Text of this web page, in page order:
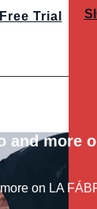
Trial
and more
on LA